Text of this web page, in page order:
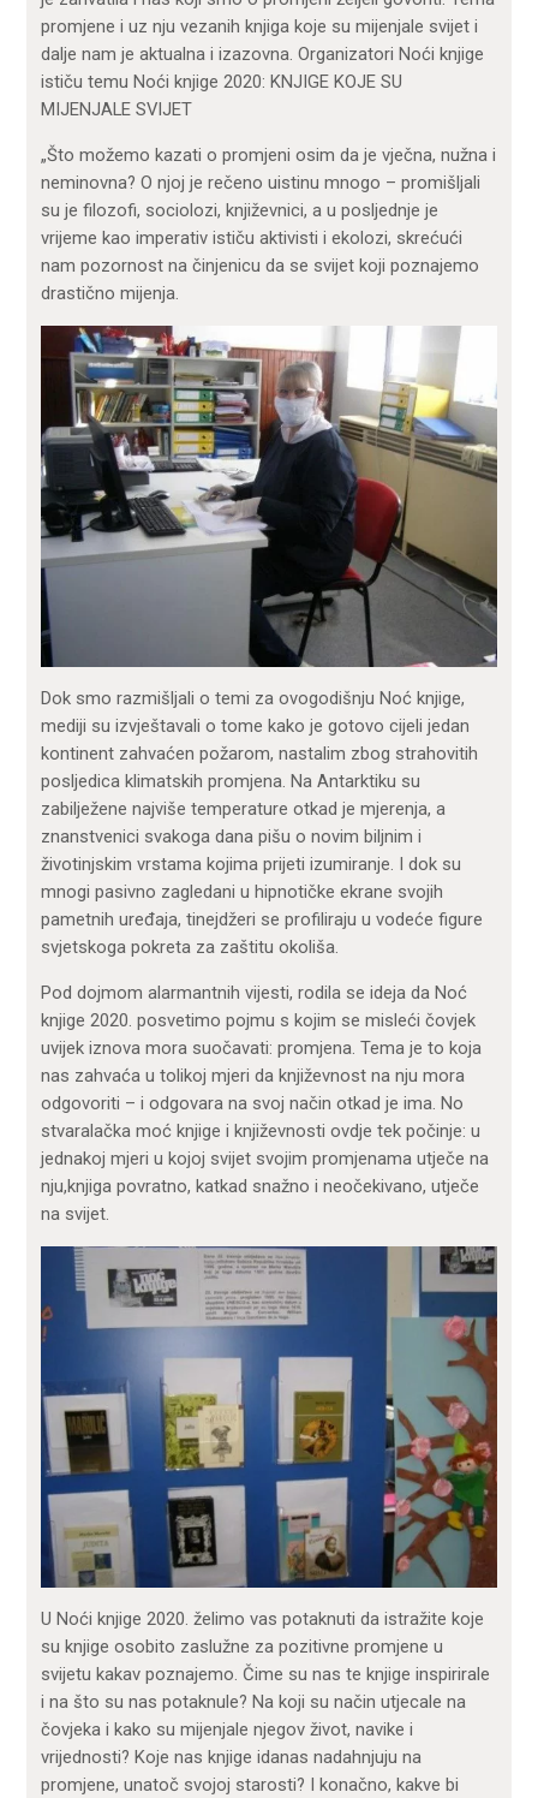
promjene i uz nju vezanih knjiga koje su mijenjale svijet i
dalje nam je aktualna i izazovna. Organizatori Noći knjige
ističu temu Noći knjige 2020: KNJIGE KOJE SU
MIJENJALE SVIJET
„Što možemo kazati o promjeni osim da je vječna, nužna i
neminovna? O njoj je rečeno uistinu mnogo – promišljali
su je filozofi, sociolozi, književnici, a u posljednje je
vrijeme kao imperativ ističu aktivisti i ekolozi, skrećući
nam pozornost na činjenicu da se svijet koji poznajemo
drastično mijenja.
Dok smo razmišljali o temi za ovogodišnju Noć knjige,
mediji su izvještavali o tome kako je gotovo cijeli jedan
kontinent zahvaćen požarom, nastalim zbog strahovitih
posljedica klimatskih promjena. Na Antarktiku su
zabilježene najviše temperature otkad je mjerenja, a
znanstvenici svakoga dana pišu o novim biljnim i
životinjskim vrstama kojima prijeti izumiranje. I dok su
mnogi pasivno zagledani u hipnotičke ekrane svojih
pametnih uređaja, tinejdžeri se profiliraju u vodeće figure
svjetskoga pokreta za zaštitu okoliša.
Pod dojmom alarmantnih vijesti, rodila se ideja da Noć
knjige 2020. posvetimo pojmu s kojim se misleći čovjek
uvijek iznova mora suočavati: promjena. Tema je to koja
nas zahvaća u tolikoj mjeri da književnost na nju mora
odgovoriti – i odgovara na svoj način otkad je ima. No
stvaralačka moć knjige i književnosti ovdje tek počinje: u
jednakoj mjeri u kojoj svijet svojim promjenama utječe na
nju,knjiga povratno, katkad snažno i neočekivano, utječe
na svijet.
U Noći knjige 2020. želimo vas potaknuti da istražite koje
su knjige osobito zaslužne za pozitivne promjene u
svijetu kakav poznajemo. Čime su nas te knjige inspirirale
i na što su nas potaknule? Na koji su način utjecale na
čovjeka i kako su mijenjale njegov život, navike i
vrijednosti? Koje nas knjige idanas nadahnjuju na
promjene, unatoč svojoj starosti? I konačno, kakve bi